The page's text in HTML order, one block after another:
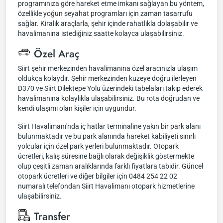
programınıza göre hareket etme imkanı sağlayan bu yöntem,
özellikle yoğun seyahat programları için zaman tasarrufu
sağlar. Kiralık araçlarla, şehir içinde rahatlıkla dolaşabilir ve
havalimanına istediğiniz saatte kolayca ulaşabilirsiniz.
Özel Araç
Siirt şehir merkezinden havalimanına özel aracınızla ulaşım
oldukça kolaydır. Şehir merkezinden kuzeye doğru ilerleyen
D370 ve Siirt Dilektepe Yolu üzerindeki tabelaları takip ederek
havalimanına kolaylıkla ulaşabilirsiniz. Bu rota doğrudan ve
kendi ulaşımı olan kişiler için uygundur.
Siirt Havalimanı'nda iç hatlar terminaline yakın bir park alanı
bulunmaktadır ve bu park alanında hareket kabiliyeti sınırlı
yolcular için özel park yerleri bulunmaktadır. Otopark
ücretleri, kalış süresine bağlı olarak değişiklik göstermekte
olup çeşitli zaman aralıklarında farklı fiyatlara tabidir. Güncel
otopark ücretleri ve diğer bilgiler için 0484 254 22 02
numaralı telefondan Siirt Havalimanı otopark hizmetlerine
ulaşabilirsiniz.
Transfer